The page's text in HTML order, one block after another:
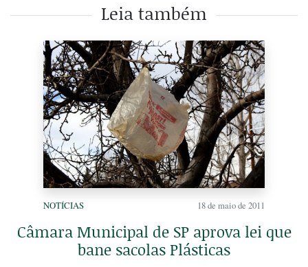
Leia também
NOTÍCIAS 18 de maio de 2011
Câmara Municipal de SP aprova lei que
bane sacolas Plásticas